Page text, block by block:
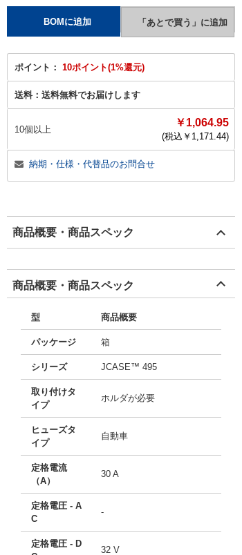
ポイント： 10ポイント(1%還元)
送料： 送料無料でお届けします
10個以上
￥1,064.95
(税込￥ 1,171.44)
納期・仕様・代替品のお問合せ
商品概要・商品スペック
商品概要・商品スペック
型 商品概要
パッケージ 箱
シリーズ JCASE™ 495
取り付けタ
イプ
ホルダが必要
ヒューズタ
イプ
自動車
定格電流
（A）
30 A
定格電圧 - A
C
-
定格電圧 - D
32 V